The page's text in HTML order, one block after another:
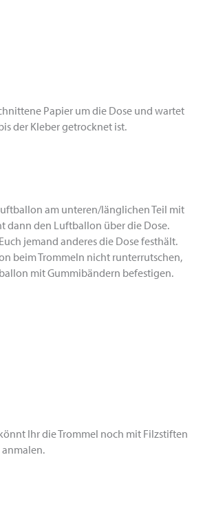
Papier um die Dose und wartet
der Kleber getrocknet ist.
am unteren/länglichen Teil mit
dann den Luftballon über die Dose.
jemand anderes die Dose festhält.
beim Trommeln nicht runterrutschen,
mit Gummibändern befestigen.
Ihr die Trommel noch mit Filzstiften
anmalen.